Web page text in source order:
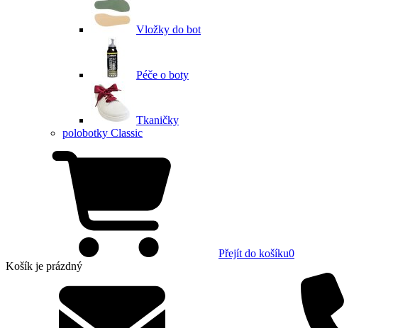
Vložky do bot
Péče o boty
Tkaničky
polobotky Classic
Přejít do košíku0
Košík je prázdný